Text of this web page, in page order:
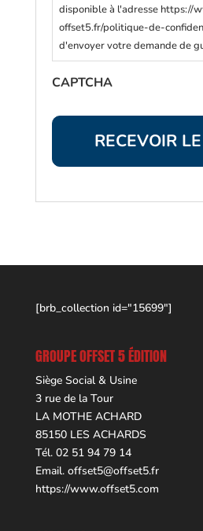
disponible à l'adresse https://
offset5.fr/politique-de-
d'envoyer votre demande de
CAPTCHA
[brb_collection id="15699"]
GROUPE OFFSET 5 ÉDITION
Siège Social & Usine
3 rue de la Tour
LA MOTHE ACHARD
85150 LES ACHARDS
Tél. 02 51 94 79 14
Email. offset5@offset5.fr
https://www.offset5.com